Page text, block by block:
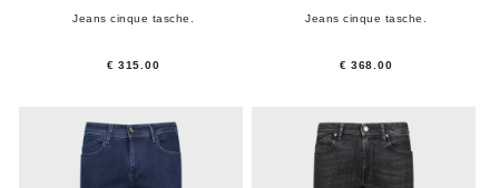
Jeans cinque tasche.
€ 315.00
Jeans cinque tasche.
€ 368.00